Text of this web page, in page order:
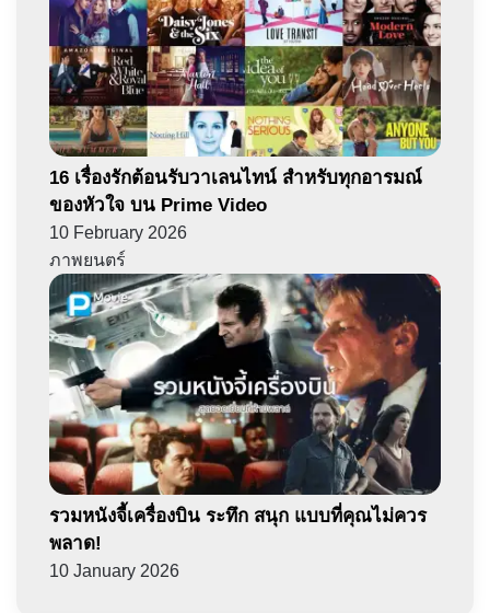
16 เรื่องรักต้อนรับวาเลนไทน์ สำหรับทุกอารมณ์
ของหัวใจ บน Prime Video
10 February 2026
ภาพยนตร์
รวมหนังจี้เครื่องบิน ระทึก สนุก แบบที่คุณไม่ควร
พลาด!
10 January 2026